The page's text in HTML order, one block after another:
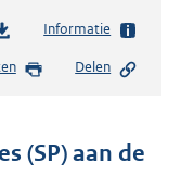
Informatie
Delen
(SP) aan de